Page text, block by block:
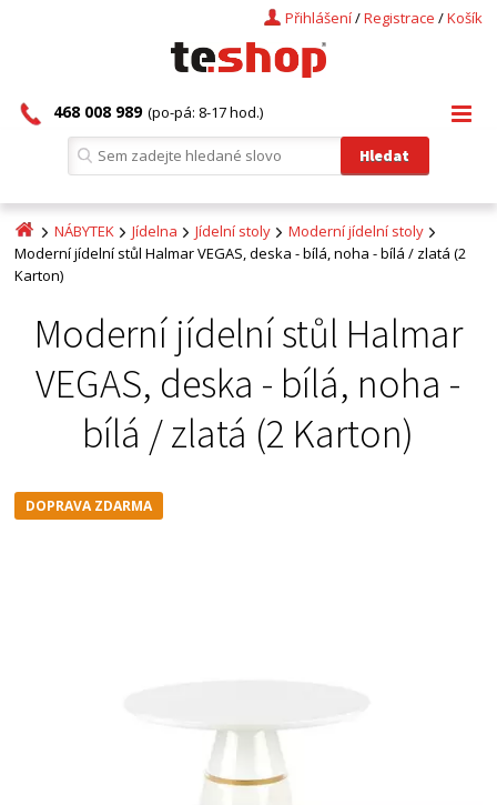
Košík
/
Registrace
/
Přihlášení
468 008 989 (po-pá: 8-17 hod.)
NÁBYTEK Jídelna Jídelní stoly
Moderní jídelní stoly
Moderní jídelní stůl Halmar VEGAS, deska - bílá, noha - bílá / zlatá (2
Karton)
Moderní jídelní stůl Halmar
VEGAS, deska - bílá, noha -
bílá / zlatá (2 Karton)
DOPRAVA ZDARMA